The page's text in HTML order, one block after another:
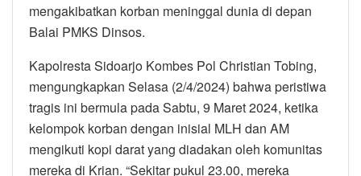
mengakibatkan korban meninggal dunia di depan
Balai PMKS Dinsos.
Kapolresta Sidoarjo Kombes Pol Christian Tobing,
mengungkapkan Selasa (2/4/2024) bahwa peristiwa
tragis ini bermula pada Sabtu, 9 Maret 2024, ketika
kelompok korban dengan inisial MLH dan AM
mengikuti kopi darat yang diadakan oleh komunitas
mereka di Krian. “Sekitar pukul 23.00, mereka